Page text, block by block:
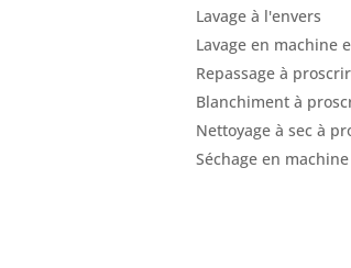
Lavage à l'envers
Lavage en machine
Repassage à
Blanchiment à
Nettoyage à sec à
Séchage en